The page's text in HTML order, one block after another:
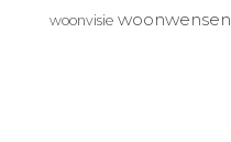
woonvisie woonwensen